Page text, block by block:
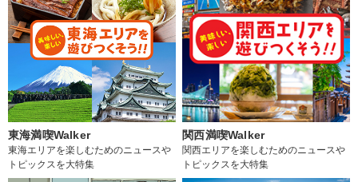
東海満喫Walker
東海エリアを楽しむためのニュースや
トピックスを大特集
関西満喫Walker
関西エリアを楽しむためのニュースや
トピックスを大特集